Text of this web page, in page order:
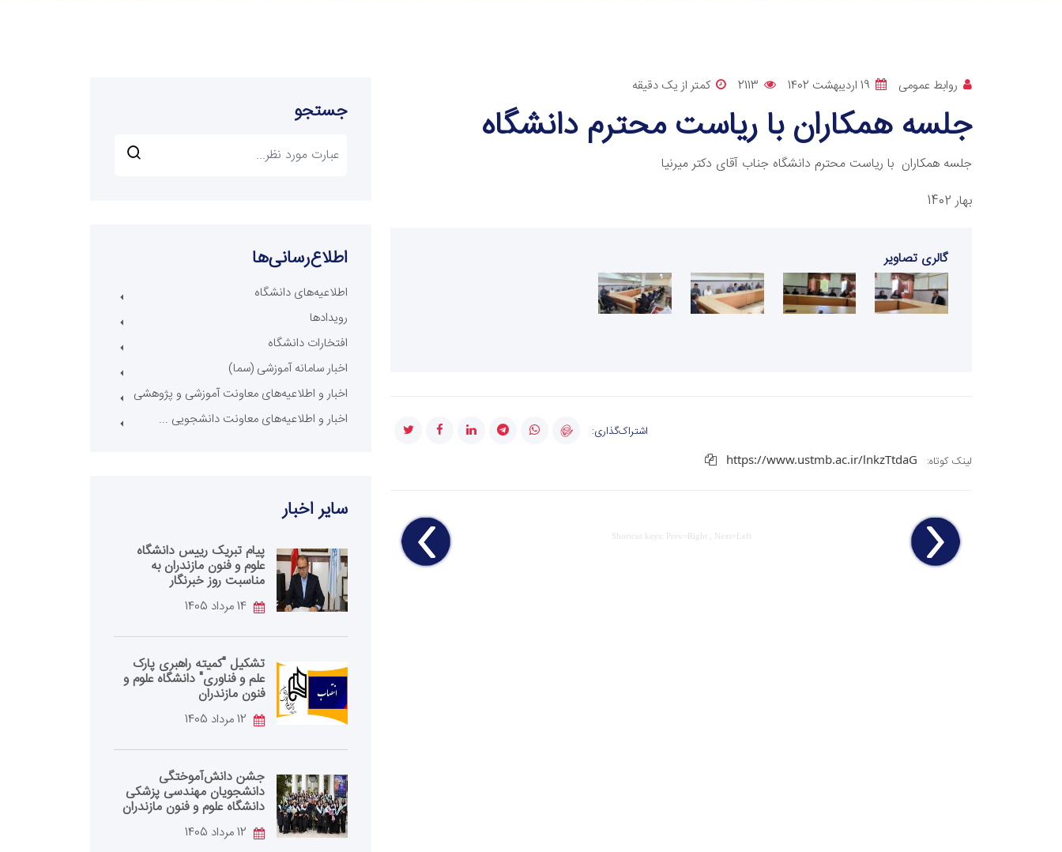
روابط عمومی 19 اردیبهشت 1402 2113 کمتر از یک دقیقه
جلسه همکاران با ریاست محترم دانشگاه
جلسه همکاران با ریاست محترم دانشگاه جناب آقای دکتر میرنیا
بهار 1402
گالری تصاویر
اشتراک‌گذاری:
لینک کوتاه:
https://www.ustmb.ac.ir/lnkzTtdaG
Shortcut keys: Prev=Right , Next=Left
جستجو
اطلاع‌رسانی‌ها
اطلاعیه‌های دانشگاه
رویدادها
افتخارات دانشگاه
اخبار سامانه آموزشی (سما)
اخبار و اطلاعیه‌های معاونت آموزشی و پژوهشی
اخبار و اطلاعیه‌های معاونت دانشجویی ...
سایر اخبار
پیام تبریک رییس دانشگاه
علوم و فنون مازندران به
مناسبت روز خبرنگار
تشکیل "کمیته راهبری پارک
علم و فناوری" دانشگاه علوم و
فنون مازندران
جشن دانش‌آموختگی
دانشجویان مهندسی پزشکی
دانشگاه علوم و فنون مازندران